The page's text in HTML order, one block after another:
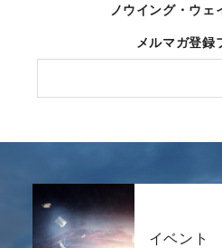
ノウイング・ウェ
メルマガ登録
イベント